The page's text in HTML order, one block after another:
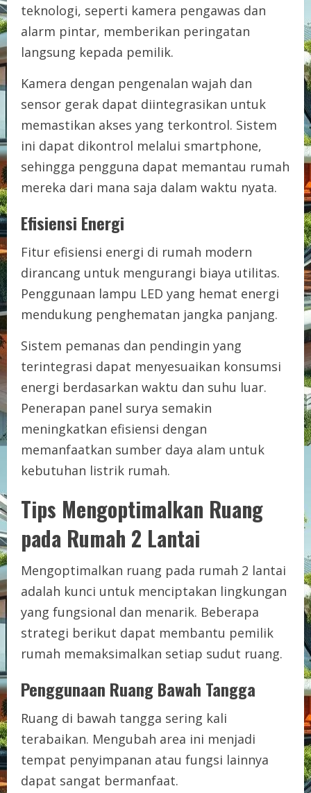
teknologi, seperti kamera pengawas dan
alarm pintar, memberikan peringatan
langsung kepada pemilik.
Kamera dengan pengenalan wajah dan
sensor gerak dapat diintegrasikan untuk
memastikan akses yang terkontrol. Sistem
ini dapat dikontrol melalui smartphone,
sehingga pengguna dapat memantau rumah
mereka dari mana saja dalam waktu nyata.
Efisiensi Energi
Fitur efisiensi energi di rumah modern
dirancang untuk mengurangi biaya utilitas.
Penggunaan lampu LED yang hemat energi
mendukung penghematan jangka panjang.
Sistem pemanas dan pendingin yang
terintegrasi dapat menyesuaikan konsumsi
energi berdasarkan waktu dan suhu luar.
Penerapan panel surya semakin
meningkatkan efisiensi dengan
memanfaatkan sumber daya alam untuk
kebutuhan listrik rumah.
Tips Mengoptimalkan Ruang
pada Rumah 2 Lantai
Mengoptimalkan ruang pada rumah 2 lantai
adalah kunci untuk menciptakan lingkungan
yang fungsional dan menarik. Beberapa
strategi berikut dapat membantu pemilik
rumah memaksimalkan setiap sudut ruang.
Penggunaan Ruang Bawah Tangga
Ruang di bawah tangga sering kali
terabaikan. Mengubah area ini menjadi
tempat penyimpanan atau fungsi lainnya
dapat sangat bermanfaat.